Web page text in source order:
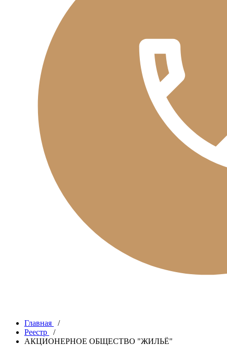
Главная
/
Реестр
/
АКЦИОНЕРНОЕ ОБЩЕСТВО "ЖИЛЬЁ"